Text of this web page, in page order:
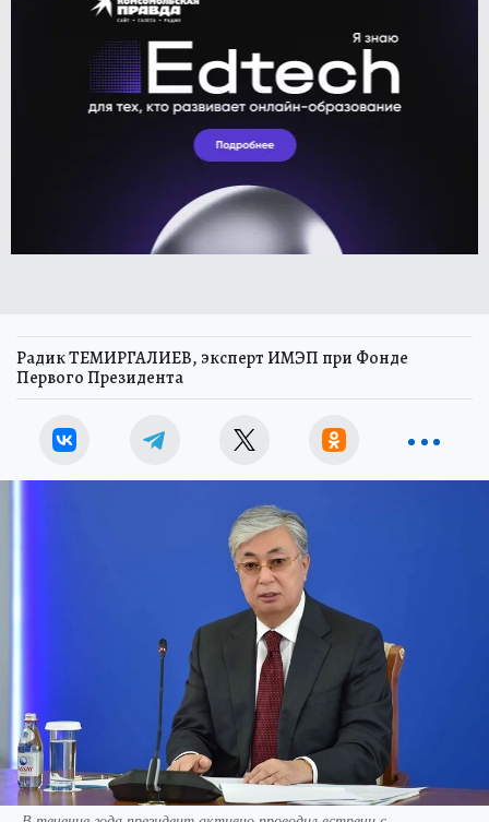
Радик ТЕМИРГАЛИЕВ, эксперт ИМЭП при Фонде
Первого Президента